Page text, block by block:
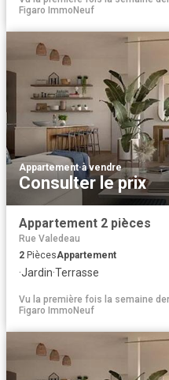
Figaro ImmoNeuf
Appartement·à vendre
Consulter le prix
Appartement 2 pièces
Rue Valedeau
2 PiècesAppartement
·Jardin·Terrasse
Vu la première fois la semaine
Figaro ImmoNeuf